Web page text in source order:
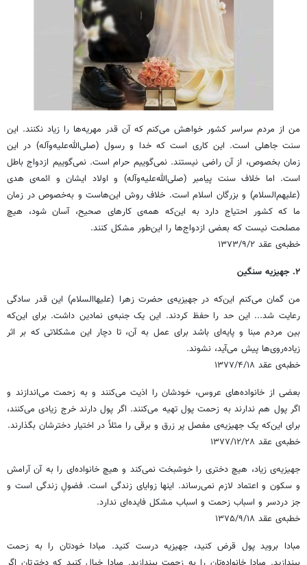
من از مردم سراسر کشور خواهش می‌کنم که آن قدر مهریه‌ها را زیاد نکنند. این
سنت جاهلی است. این کاری است که خدا و رسول (صلی‌الله‌علیه‌وآله) در این
زمان بخصوص، از آن راضی نیستند. نمی‌گوییم حرام است. نمی‌گوییم ازدواج باطل
است. اما خلاف سنت پیامبر (صلی‌الله‌علیه‌وآله) و اولاد ایشان و ائمه‌ی هدی
(علیهم‌السلام) و بزرگان اسلام است. خلاف روش این‌هاست و به‌خصوص در زمان
ما که کشور احتیاج دارد به این‌که همه‌ی کارهای صحیح، آسان شود، هیچ
مصلحت نیست که بعضی ازدواج‌ها را این‌طور مشکل کنند.
خطبه‌ی عقد ۱۳۷۳/۹/۲
۲. جهیزیه سنگین
من گمان می‌کنم این‌که در جهیزیه‌ی حضرت زهرا (علیهاالسلام) این قدر سادگی
رعایت شد... این حد را حفظ کردند. این یک جنبه‌ی نمادین داشت. برای این‌که
بین مردم مبنا و پایه‌ای باشد برای عمل به آن، تا دچار این مشکلاتی که بر اثر
زیاده‌روی‌ها پیش می‌آید، نشوند.
خطبه‌ی عقد ۱۳۷۷/۴/۱۸
بعضی از خانواده‌های عروس، خودشان را اذیت می‌کنند و به زحمت می‌اندازند و
اگر پول هم ندارند به زحمت پول تهیه می‌کنند. اگر پول دارند خرج زیادی می‌کنند،
برای این‌که یک جهیزیه‌ی مفصل پر زرق و برقی را مثلاً در اختیار دخترشان بگذارند.
خطبه‌ی عقد ۱۳۷۷/۱۲/۲۸
جهیزیه‌ی زیاد، هیچ دختری را خوشبخت نمی‌کند و هیچ خانواده‌ای را به آن آرامش
و سکون و اعتماد لازم نمی‌رساند. اینها زوایای زندگی است. فضولِ زندگی است و
جز دردسر و اسباب زحمت و اسباب مشکل فایده‌ای ندارد.
خطبه‌ی عقد ۱۳۷۵/۹/۱۸
مبادا بروید پول قرض کنید، جهیزیه درست کنید. مبادا خودتان را به زحمت